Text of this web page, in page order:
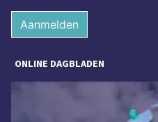
Aanmelden
ONLINE DAGBLADEN